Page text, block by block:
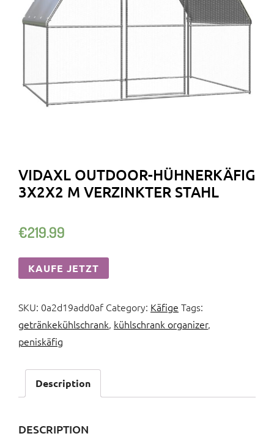
VIDAXL OUTDOOR-HÜHNERKÄFIG
3X2X2 M VERZINKTER STAHL
€219.99
KAUFE JETZT
SKU: 0a2d19add0af Category: Käfige Tags:
getränkekühlschrank, kühlschrank organizer,
peniskäfig
Description
DESCRIPTION